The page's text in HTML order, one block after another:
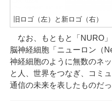
旧ロゴ（左）と新ロゴ（右）
なお、もともと「NURO
脳神経細胞「ニューロン（
神経細胞のように無数のネ
と人、世界をつなぎ、コミ
通信の未来を表したものだっ